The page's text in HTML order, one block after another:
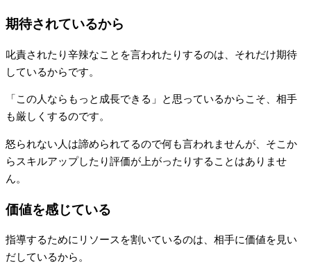
期待されているから
叱責されたり辛辣なことを言われたりするのは、それだけ期待
しているからです。
「この人ならもっと成長できる」と思っているからこそ、相手
も厳しくするのです。
怒られない人は諦められてるので何も言われませんが、そこか
らスキルアップしたり評価が上がったりすることはありませ
ん。
価値を感じている
指導するためにリソースを割いているのは、相手に価値を見い
だしているから。